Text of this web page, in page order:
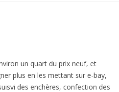
un quart du prix neuf, et
plus en les mettant sur e-bay,
des enchères, confection des